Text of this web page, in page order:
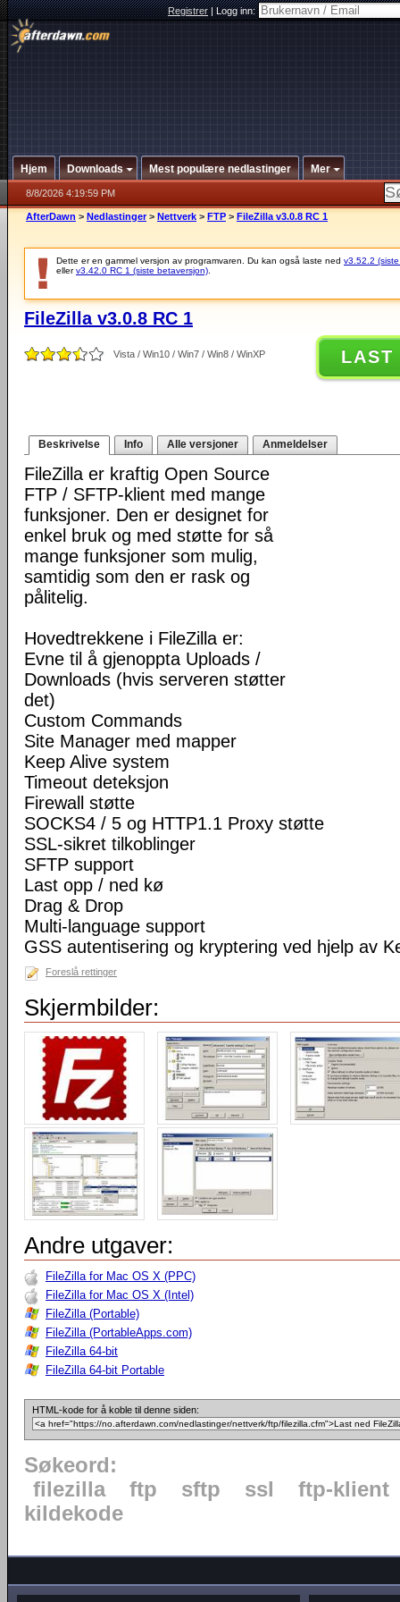
Registrer|Logg inn:
Hjem Downloads Mest populære nedlastinger Mer
8/8/2026 4:19:59 PM
AfterDawn > Nedlastinger > Nettverk > FTP > FileZilla v3.0.8 RC 1
Dette er en gammel versjon av programvaren. Du kan også laste ned v3.52.2
ellerv3.42.0 RC 1 (siste betaversjon)
FileZilla v3.0.8 RC 1
Vista / Win10 / Win7 / Win8 / WinXP LAST
Beskrivelse Info Alle versjoner Anmeldelser
FileZilla er kraftig Open Source
FTP / SFTP-klient med mange
funksjoner. Den er designet for
enkel bruk og med støtte for så
mange funksjoner som mulig,
samtidig som den er rask og
pålitelig.
Hovedtrekkene i FileZilla er:
Evne til å gjenoppta Uploads /
Downloads (hvis serveren støtter
det)
Custom Commands
Site Manager med mapper
Keep Alive system
Timeout deteksjon
Firewall støtte
SOCKS4 / 5 og HTTP1.1 Proxy støtte
SSL-sikret tilkoblinger
SFTP support
Last opp / ned kø
Drag & Drop
Multi-language support
GSS autentisering og kryptering ved hjelp av
Foreslå rettinger
Skjermbilder:
Andre utgaver:
FileZilla for Mac OS X (PPC)
FileZilla for Mac OS X (Intel)
FileZilla (Portable)
FileZilla (PortableApps.com)
FileZilla 64-bit
FileZilla 64-bit Portable
HTML-kode for å koble til denne siden:
Søkeord:
filezilla
ftp sftp ssl
ftp-klient
kildekode